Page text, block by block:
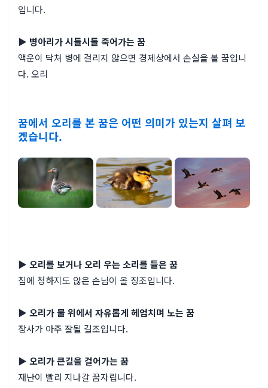
입니다.
▶ 병아리가 시들시들 죽어가는 꿈
액운이 닥쳐 병에 걸리지 않으면 경제상에서 손실을 볼 꿈입니
다. 오리
꿈에서 오리를 본 꿈은 어떤 의미가 있는지 살펴 보
겠습니다.
▶ 오리를 보거나 오리 우는 소리를 들은 꿈
집에 청하지도 않은 손님이 올 징조입니다.
▶ 오리가 물 위에서 자유롭게 헤엄치며 노는 꿈
장사가 아주 잘될 길조입니다.
▶ 오리가 큰길을 걸어가는 꿈
재난이 빨리 지나갈 꿈자립니다.